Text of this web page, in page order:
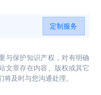
定制服务
与保护知识产权，对有明确
文章存在内容、版权或其它
及时与您沟通处理。